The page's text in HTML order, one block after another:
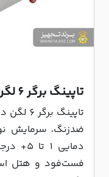
تاپینگ برگر 6 لگن درب دار BT - مدل TP1
ضدزنگ، سرمایش
دمایی
فست‌فود و هتل